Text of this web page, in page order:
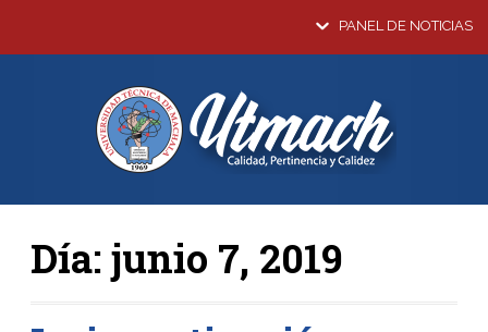
PANEL DE NOTICIAS
Día:junio 7, 2019